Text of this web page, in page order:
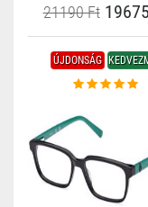
21190 Ft
ÚJDONSÁG